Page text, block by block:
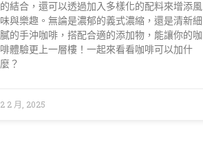
的結合，還可以透過加入多樣化的配料來增添風
味與樂趣。無論是濃郁的義式濃縮，還是清新細
膩的手沖咖啡，搭配合適的添加物，能讓你的咖
啡體驗更上一層樓！一起來看看咖啡可以加什
麼？
2 2 月, 2025